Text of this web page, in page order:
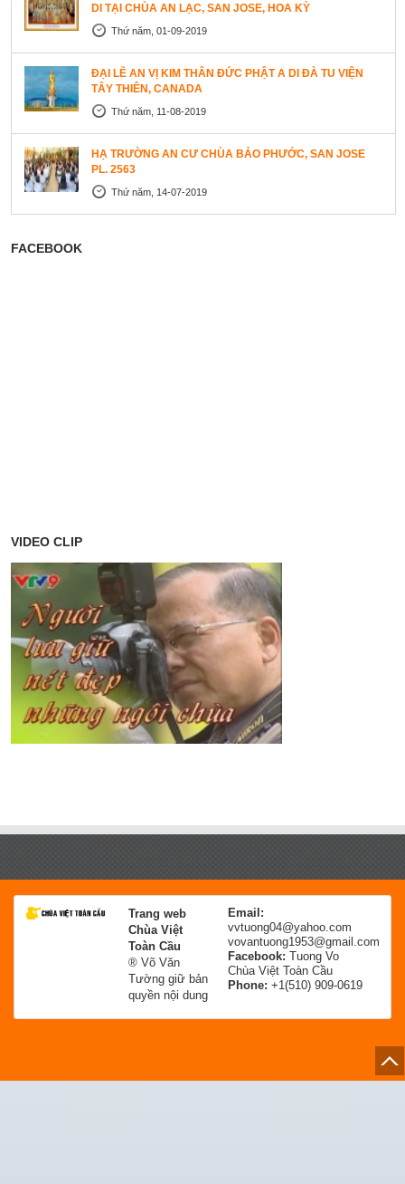
DI TẠI CHÙA AN LẠC, SAN JOSE, HOA KỲ
Thứ năm, 01-09-2019
ĐẠI LỄ AN VỊ KIM THÂN ĐỨC PHẬT A DI ĐÀ TU VIỆN
TÂY THIÊN, CANADA
Thứ năm, 11-08-2019
HẠ TRƯỜNG AN CƯ CHÙA BẢO PHƯỚC, SAN JOSE
PL. 2563
Thứ năm, 14-07-2019
FACEBOOK
VIDEO CLIP
Trang web
Chùa Việt
Toàn Cầu
® Võ Văn
Tường giữ bản
quyền nội dung
Email:
vvtuong04@yahoo.com
vovantuong1953@gmail.com
Facebook: Tuong Vo
Chùa Việt Toàn Cầu
Phone: +1(510) 909-0619